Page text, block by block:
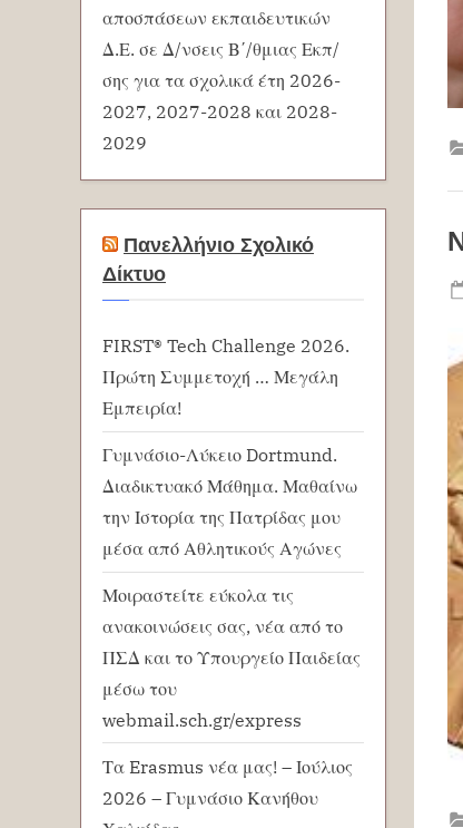
αποσπάσεων εκπαιδευτικών
Δ.Ε. σε Δ/νσεις Β΄/θμιας Εκπ/
σης για τα σχολικά έτη 2026-
2027, 2027-2028 και 2028-
2029
Πανελλήνιο Σχολικό
Δίκτυο
FIRST® Tech Challenge 2026.
Πρώτη Συμμετοχή … Μεγάλη
Εμπειρία!
Γυμνάσιο-Λύκειο Dortmund.
Διαδικτυακό Μάθημα. Μαθαίνω
την Ιστορία της Πατρίδας μου
μέσα από Αθλητικούς Αγώνες
Μοιραστείτε εύκολα τις
ανακοινώσεις σας, νέα από το
ΠΣΔ και το Υπουργείο Παιδείας
μέσω του
webmail.sch.gr/express
Τα Erasmus νέα μας! – Ιούλιος
2026 – Γυμνάσιο Κανήθου